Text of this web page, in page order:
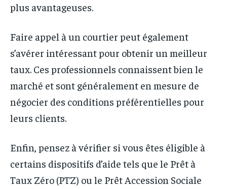
plus avantageuses.
Faire appel à un courtier peut également
s’avérer intéressant pour obtenir un meilleur
taux. Ces professionnels connaissent bien le
marché et sont généralement en mesure de
négocier des conditions préférentielles pour
leurs clients.
Enfin, pensez à vérifier si vous êtes éligible à
certains dispositifs d’aide tels que le Prêt à
Taux Zéro (PTZ) ou le Prêt Accession Sociale